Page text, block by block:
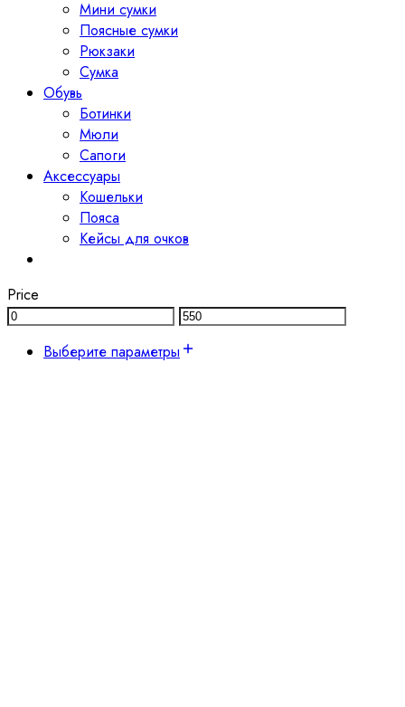
Мини сумки
Поясные сумки
Рюкзаки
Сумка
Обувь
Ботинки
Мюли
Сапоги
Аксессуары
Кошельки
Пояса
Кейсы для очков
Price
Выберите параметры